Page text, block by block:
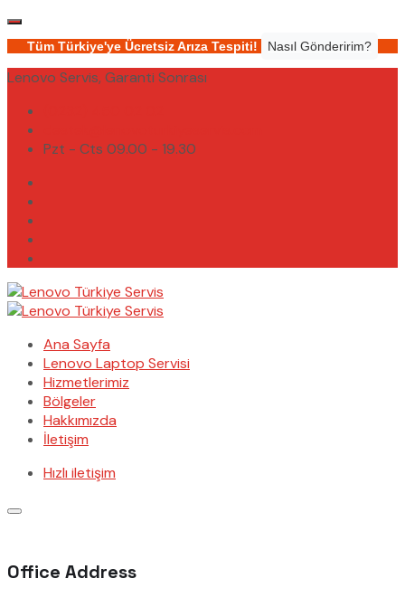
Tüm Türkiye'ye Ücretsiz Arıza Tespiti! Nasıl Gönderirim?
Lenovo Servis, Garanti Sonrası
Pzt - Cts 09.00 - 19.30
Ana Sayfa
Lenovo Laptop Servisi
Hizmetlerimiz
Bölgeler
Hakkımızda
İletişim
Hızlı iletişim
Office Address